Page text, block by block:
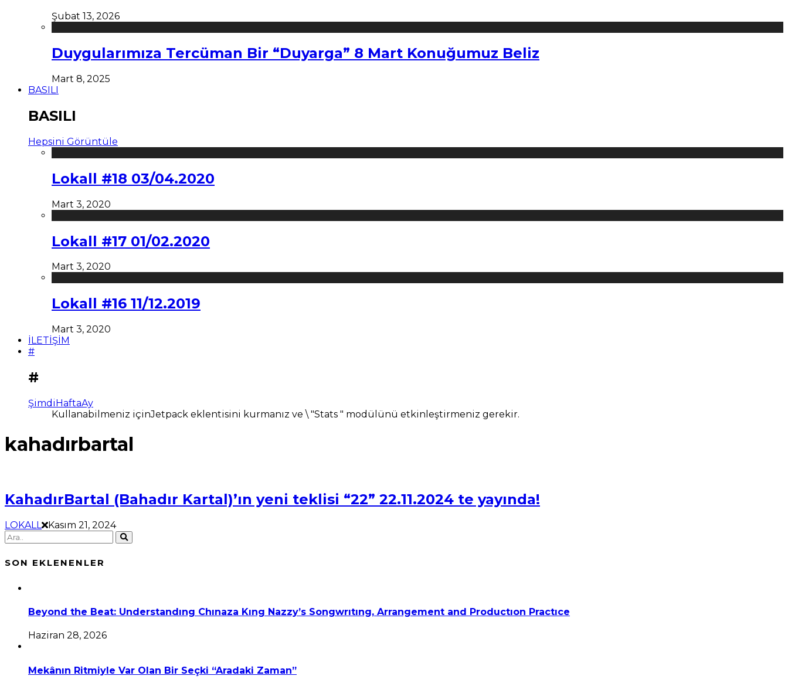
Şubat 13, 2026
Duygularımıza Tercüman Bir “Duyarga” 8 Mart Konuğumuz Beliz
Mart 8, 2025
BASILI
BASILI
Hepsini Görüntüle
Lokall #18 03/04.2020
Mart 3, 2020
Lokall #17 01/02.2020
Mart 3, 2020
Lokall #16 11/12.2019
Mart 3, 2020
İLETİŞİM
#
#
ŞimdiHaftaAy
Kullanabilmeniz içinJetpack eklentisini kurmanız ve \ "Stats " modülünü etkinleştirmeniz gerekir.
kahadırbartal
KahadırBartal (Bahadır Kartal)’ın yeni teklisi “22” 22.11.2024 te yayında!
LOKALL Kasım 21, 2024
SON EKLENENLER
Beyond the Beat: Understandıng Chınaza Kıng Nazzy’s Songwrıtıng, Arrangement and Productıon Practıce
Haziran 28, 2026
Mekânın Ritmiyle Var Olan Bir Seçki “Aradaki Zaman”